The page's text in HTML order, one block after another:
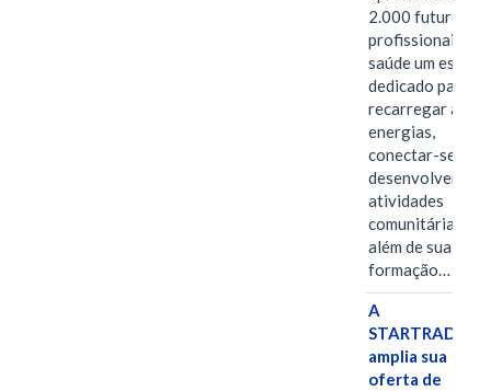
2.000 futuros
profissionais da
saúde um espaço
dedicado para
recarregar as
energias,
conectar-se e
desenvolver
atividades
comunitárias
além de sua
formação…
A
STARTRADER
amplia sua
oferta de